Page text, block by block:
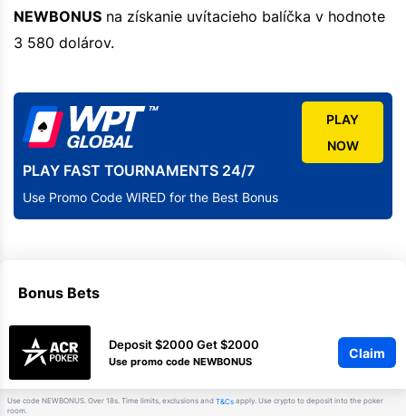
NEWBONUS na získanie uvítacieho balíčka v hodnote
3 580 dolárov.
PLAY FAST TOURNAMENTS 24/7
Use Promo Code WIRED for the Best Bonus
PLAY
NOW
Bonus Bets
Deposit $2000 Get $2000
Use promo code NEWBONUS
Claim
Use code NEWBONUS. Over 18s. Time limits, exclusions and T&Cs apply. Use crypto to deposit into the poker
room.